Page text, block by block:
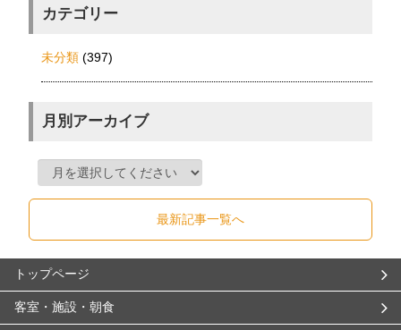
カテゴリー
未分類 (397)
月別アーカイブ
最新記事一覧へ
トップページ
客室・施設・朝食